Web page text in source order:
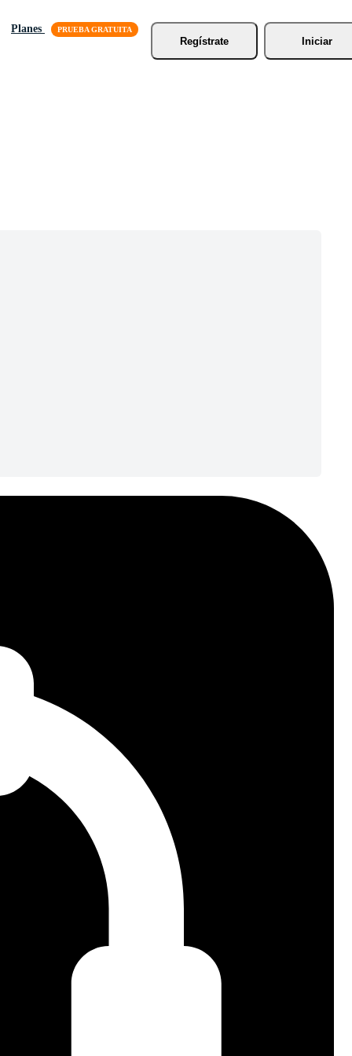
Planes
Regístrate
Iniciar